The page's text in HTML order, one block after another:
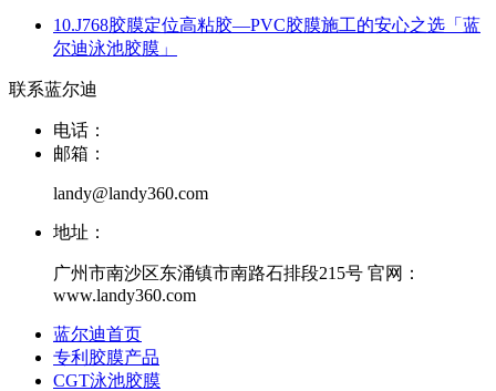
10.J768胶膜定位高粘胶—PVC胶膜施工的安心之选「蓝
尔迪泳池胶膜」
联系蓝尔迪
电话：
邮箱：
landy@landy360.com
地址：
广州市南沙区东涌镇市南路石排段215号 官网：
www.landy360.com
蓝尔迪首页
专利胶膜产品
CGT泳池胶膜